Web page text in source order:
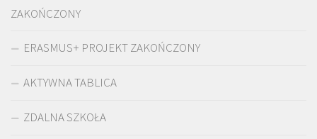
ZAKOŃCZONY
ERASMUS+ PROJEKT ZAKOŃCZONY
AKTYWNA TABLICA
ZDALNA SZKOŁA